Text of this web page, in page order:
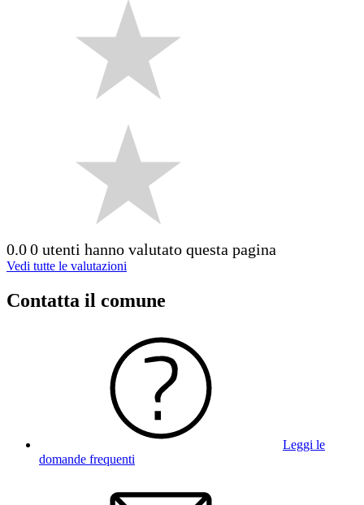
0.00 utenti hanno valutato questa pagina
Vedi tutte le valutazioni
Contatta il comune
Leggi le
domande frequenti